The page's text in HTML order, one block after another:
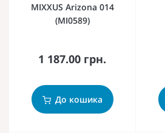
MIXXUS Arizona 014
(MI0589)
1 187.00 грн.
До кошика